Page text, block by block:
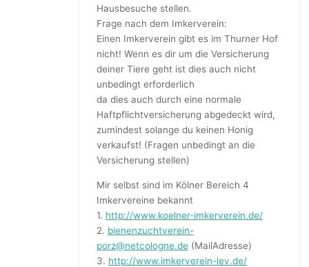
Hausbesuche stellen.
Frage nach dem Imkerverein:
Einen Imkerverein gibt es im Thurner Hof
nicht! Wenn es dir um die Versicherung
deiner Tiere geht ist dies auch nicht
unbedingt erforderlich
da dies auch durch eine normale
Haftpflichtversicherung abgedeckt wird,
zumindest solange du keinen Honig
verkaufst! (Fragen unbedingt an die
Versicherung stellen)
Mir selbst sind im Kölner Bereich 4
Imkervereine bekannt
1. http://www.koelner-imkerverein.de/
2. bienenzuchtverein-
porz@netcologne.de(MailAdresse)
3. http://www.imkerverein-lev.de/